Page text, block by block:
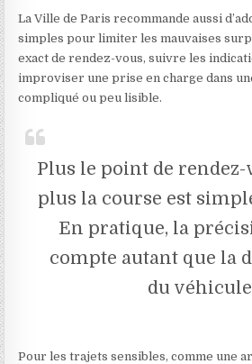
La Ville de Paris recommande aussi
simples pour limiter les mauvaises
exact de rendez-vous, suivre les
improviser une prise en charge dans
compliqué ou peu lisible.
Plus le point de rendez-
plus la course est
En pratique, la
compte autant que la
du
Pour les trajets sensibles, comme une